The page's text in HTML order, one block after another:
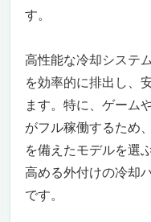
パフォーマ
使い方別｜あな
①YouTuber・
②本格動画ク
DaVinci）
③外出先でも
す。
高性能な冷却システ
を効率的に排出し、
ます。特に、ゲーム
がフル稼働するため、
を備えたモデルを選
高める外付けの冷却
です。